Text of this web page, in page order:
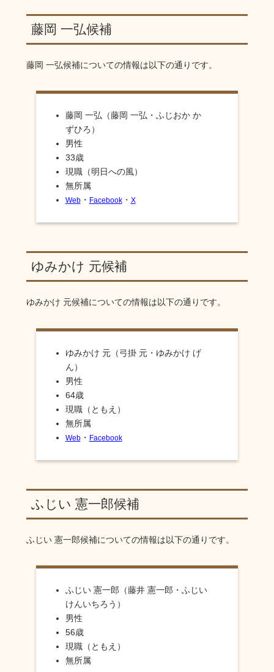
藤岡 一弘候補
藤岡 一弘候補についての情報は以下の通りです。
藤岡 一弘（藤岡 一弘・ふじおか か
ずひろ）
男性
33歳
現職（明日への風）
無所属
Web・ Facebook・ X
ゆみかけ 元候補
ゆみかけ 元候補についての情報は以下の通りです。
ゆみかけ 元（弓掛 元・ゆみかけ げ
ん）
男性
64歳
現職（ともえ）
無所属
Web・ Facebook
ふじい 憲一郎候補
ふじい 憲一郎候補についての情報は以下の通りです。
ふじい 憲一郎（藤井 憲一郎・ふじい
けんいちろう）
男性
56歳
現職（ともえ）
無所属